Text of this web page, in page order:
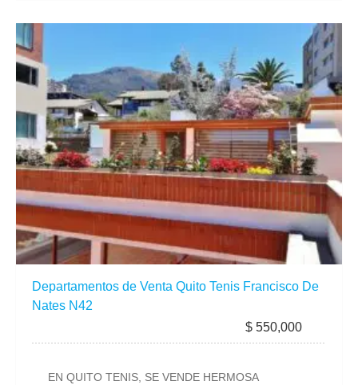
Departamentos de Venta Quito Tenis Francisco De
Nates N42
$ 550,000
EN QUITO TENIS, SE VENDE HERMOSA